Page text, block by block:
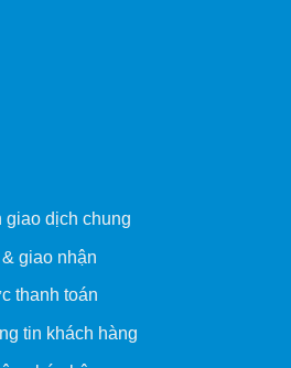
giao dịch chung
giao nhận
thanh toán
tin khách hàng